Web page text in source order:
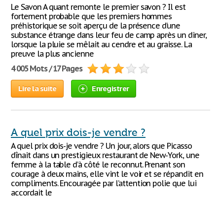
Le Savon A quant remonte le premier savon ? Il est
fortement probable que les premiers hommes
préhistorique se soit aperçu de la présence d’une
substance étrange dans leur feu de camp après un diner,
lorsque la pluie se mêlait au cendre et au graisse. La
preuve la plus ancienne
4 005 Mots / 17 Pages
Lire la suite Enregistrer
A quel prix dois-je vendre ?
A quel prix dois-je vendre ? Un jour, alors que Picasso
dînait dans un prestigieux restaurant de New-York, une
femme à la table d’à côté le reconnut. Prenant son
courage à deux mains, elle vint le voir et se répandit en
compliments. Encouragée par l’attention polie que lui
accordait le